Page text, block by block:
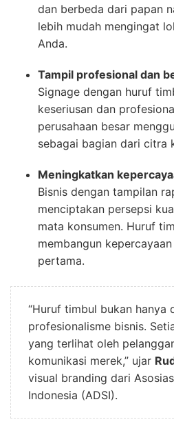
dan berbeda dari papan
lebih mudah mengingat
Anda.
Tampil profesional dan
Signage dengan huruf
keseriusan dan
perusahaan besar
sebagai bagian dari citra
Meningkatkan
Bisnis dengan tampilan
menciptakan persepsi
mata konsumen. Huruf
membangun
pertama.
“Huruf timbul bukan hanya
profesionalisme bisnis.
yang terlihat oleh
komunikasi merek,” ujar
visual branding dari
Indonesia (ADSI).